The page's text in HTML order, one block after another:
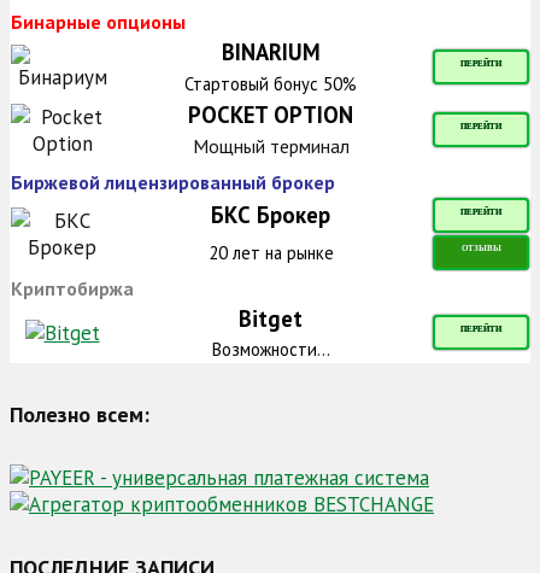
Бинарные опционы
BINARIUM ПЕРЕЙТИ
Стартовый бонус 50%
POCKET OPTION ПЕРЕЙТИ
Мощный терминал
Биржевой лицензированный брокер
БКС Брокер ПЕРЕЙТИ
20 лет на рынке ОТЗЫВЫ
Криптобиржа
Bitget ПЕРЕЙТИ
Возможности...
Полезно всем:
ПОСЛЕДНИЕ ЗАПИСИ